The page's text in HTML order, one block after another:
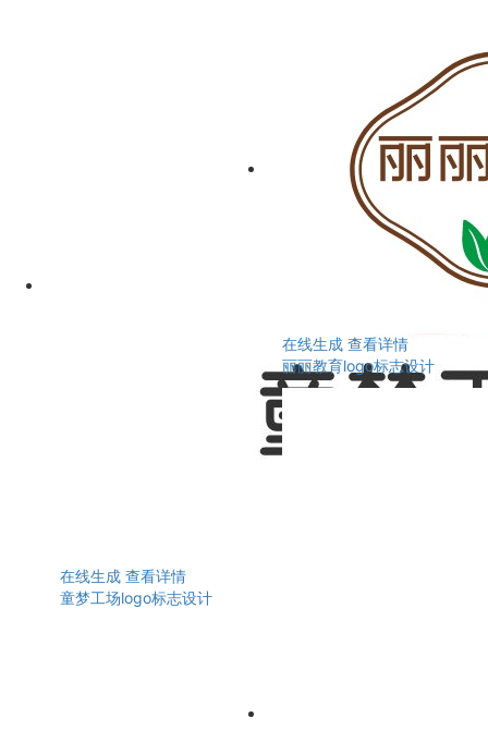
在线生成 查看详情
童梦工场logo标志设计
在线生成 查看详情
丽丽教育logo标志设计